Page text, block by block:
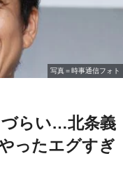
写真＝時事通信フォト
らい…北条義
ったエグすぎ